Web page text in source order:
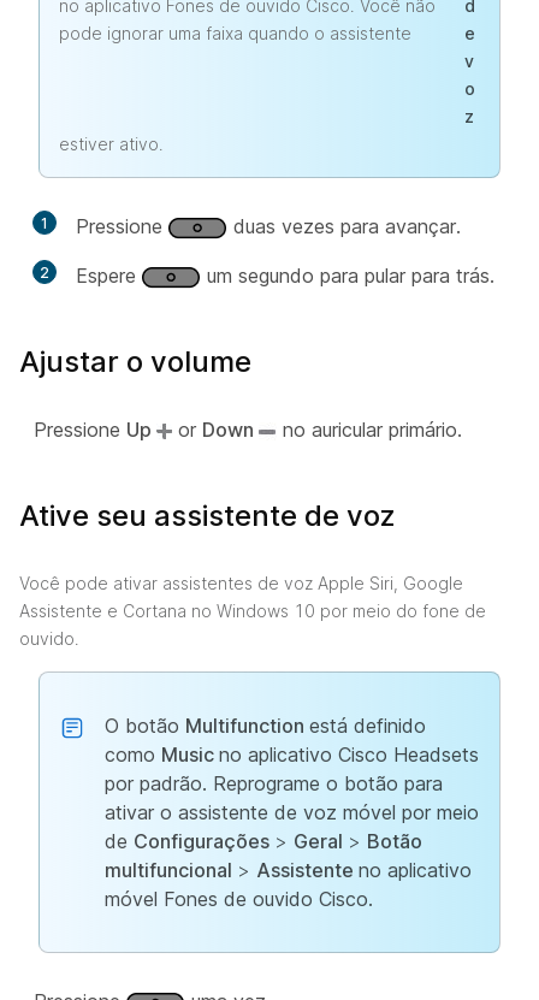
no aplicativo Fones de ouvido Cisco. Você não
pode ignorar uma faixa quando o assistente
d
e
v
o
z
estiver ativo.
1 Pressione duas vezes para avançar.
2 Espere um segundo para pular para trás.
Ajustar o volume
Pressione Up or Down no auricular primário.
Ative seu assistente de voz
Você pode ativar assistentes de voz Apple Siri, Google
Assistente e Cortana no Windows 10 por meio do fone de
ouvido.
O botão Multifunction está definido
como Music no aplicativo Cisco Headsets
por padrão. Reprograme o botão para
ativar o assistente de voz móvel por meio
de Configurações > Geral > Botão
multifuncional > Assistente no aplicativo
móvel Fones de ouvido Cisco.